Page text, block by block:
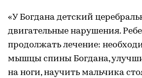
«У Богдана детский
двигательные нарушения.
продолжать лечение:
мышцы спины Богдана,
на ноги, научить мальчика